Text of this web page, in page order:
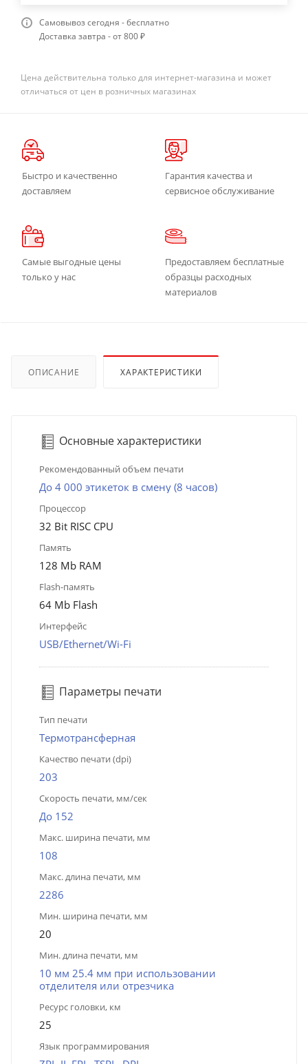
Самовывоз сегодня - бесплатно
Доставка завтра - от 800 ₽
Цена действительна только для интернет-магазина и может
отличаться от цен в розничных магазинах
Быстро и качественно
доставляем
Гарантия качества и
сервисное обслуживание
Самые выгодные цены
только у нас
Предоставляем бесплатные
образцы расходных
материалов
ОПИСАНИЕ ХАРАКТЕРИСТИКИ
Основные характеристики
Рекомендованный объем печати
До 4 000 этикеток в смену (8 часов)
Процессор
32 Bit RISC CPU
Память
128 Mb RAM
Flash-память
64 Mb Flash
Интерфейс
USB/Ethernet/Wi-Fi
Параметры печати
Тип печати
Термотрансферная
Качество печати (dpi)
203
Скорость печати, мм/сек
До 152
Макс. ширина печати, мм
108
Макс. длина печати, мм
2286
Мин. ширина печати, мм
20
Мин. длина печати, мм
10 мм 25.4 мм при использовании
отделителя или отрезчика
Ресурс головки, км
25
Язык программирования